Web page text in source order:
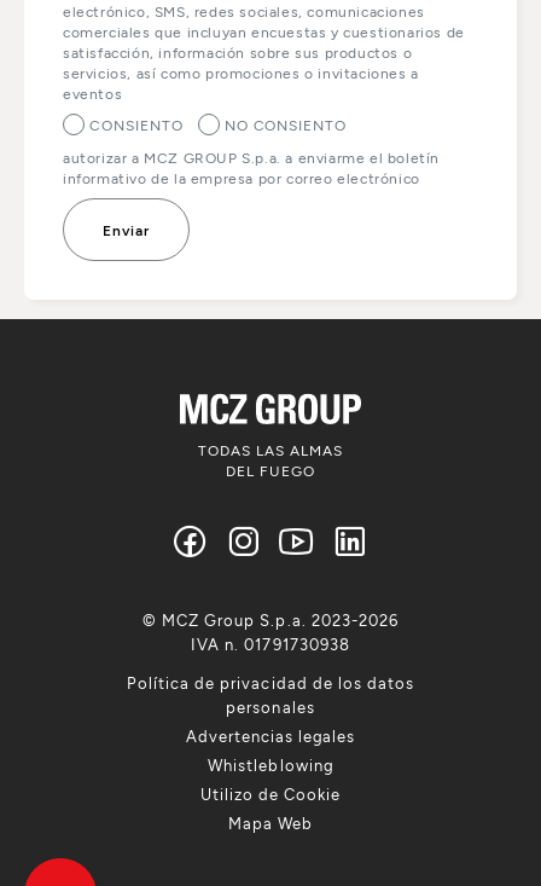
electrónico, SMS, redes sociales, comunicaciones
comerciales que incluyan encuestas y cuestionarios de
satisfacción, información sobre sus productos o
servicios, así como promociones o invitaciones a
eventos
CONSIENTO
NO CONSIENTO
autorizar a MCZ GROUP S.p.a. a enviarme el boletín
informativo de la empresa por correo electrónico
TODAS LAS ALMAS
DEL FUEGO
Política de privacidad de los datos
personales
Advertencias legales
Whistleblowing
Utilizo de Cookie
Mapa Web
© MCZ Group S.p.a. 2023-2026
IVA n. 01791730938